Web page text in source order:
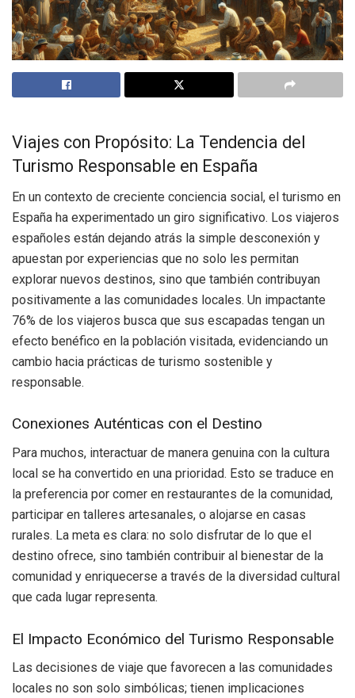
Viajes con Propósito: La Tendencia del
Turismo Responsable en España
En un contexto de creciente conciencia social, el turismo en
España ha experimentado un giro significativo. Los viajeros
españoles están dejando atrás la simple desconexión y
apuestan por experiencias que no solo les permitan
explorar nuevos destinos, sino que también contribuyan
positivamente a las comunidades locales. Un impactante
76% de los viajeros busca que sus escapadas tengan un
efecto benéfico en la población visitada, evidenciando un
cambio hacia prácticas de turismo sostenible y
responsable.
Conexiones Auténticas con el Destino
Para muchos, interactuar de manera genuina con la cultura
local se ha convertido en una prioridad. Esto se traduce en
la preferencia por comer en restaurantes de la comunidad,
participar en talleres artesanales, o alojarse en casas
rurales. La meta es clara: no solo disfrutar de lo que el
destino ofrece, sino también contribuir al bienestar de la
comunidad y enriquecerse a través de la diversidad cultural
que cada lugar representa.
El Impacto Económico del Turismo Responsable
Las decisiones de viaje que favorecen a las comunidades
locales no son solo simbólicas; tienen implicaciones